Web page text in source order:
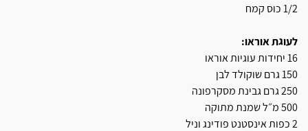
1/2 כוס קמח
לעוגת אוראו:
16 יחידות עוגיות אוראו
150 גרם שוקולד לבן
250 גרם גבינת מסקרפונה
500 מ״ל שמנת מתוקה
2 כפות אינסטנט פודינג וניל